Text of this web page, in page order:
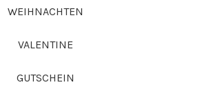
WEIHNACHTEN
VALENTINE
GUTSCHEIN